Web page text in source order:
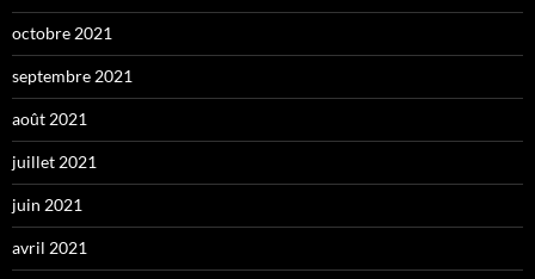
octobre 2021
septembre 2021
août 2021
juillet 2021
juin 2021
avril 2021